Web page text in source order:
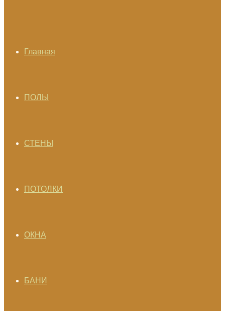
Главная
ПОЛЫ
СТЕНЫ
ПОТОЛКИ
ОКНА
БАНИ